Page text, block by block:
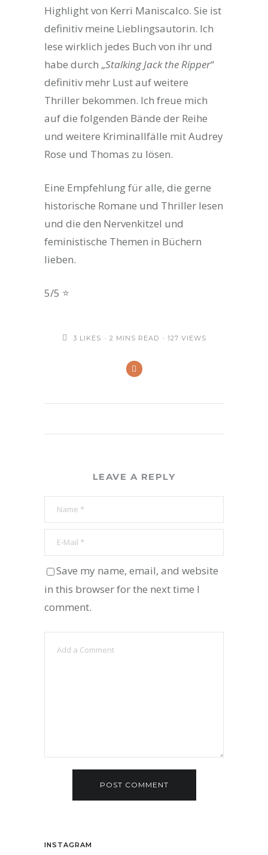
Highlight von Kerri Maniscalco. Sie ist
definitiv meine Lieblingsautorin. Ich
lese wirklich jedes Buch von ihr und
habe durch „Stalking Jack the Ripper“
definitiv mehr Lust auf weitere
Thriller bekommen. Ich freue mich
auf die folgenden Bände der Reihe
und weitere Kriminallfälle mit Audrey
Rose und Thomas zu lösen.
Eine Empfehlung für alle, die gerne
historische Romane und Thriller lesen
und die den Nervenkitzel und
feministische Themen in Büchern
lieben.
5/5 ⭐️
3 LIKES 2 MINS READ 127 VIEWS
LEAVE A REPLY
Save my name, email, and website
in this browser for the next time I
comment.
INSTAGRAM